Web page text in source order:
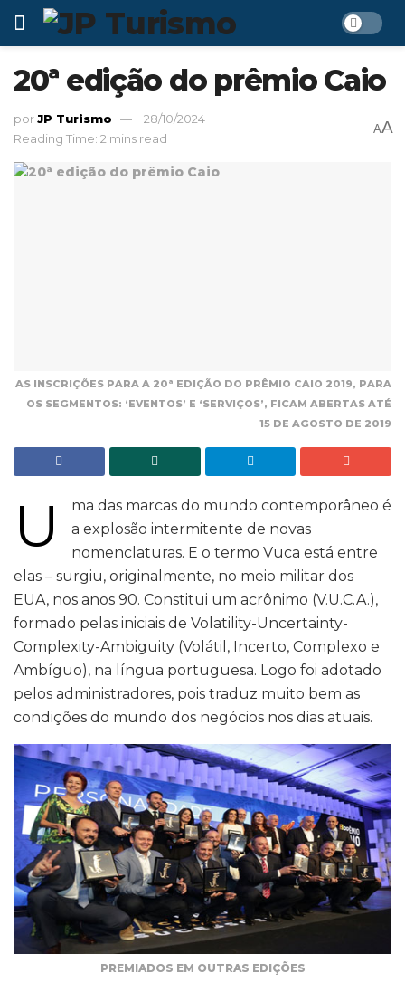
20ª edição do prêmio Caio
porJP Turismo
28/10/2024
Reading Time: 2 mins read
AA
AS INSCRIÇÕES PARA A 20ª EDIÇÃO DO PRÊMIO CAIO 2019, PARA
OS SEGMENTOS: ‘EVENTOS’ E ‘SERVIÇOS’, FICAM ABERTAS ATÉ
15 DE AGOSTO DE 2019
U
ma das marcas do mundo contemporâneo é
a explosão intermitente de novas
nomenclaturas. E o termo Vuca está entre
elas – surgiu, originalmente, no meio militar dos
EUA, nos anos 90. Constitui um acrônimo (V.U.C.A.),
formado pelas iniciais de Volatility-Uncertainty-
Complexity-Ambiguity (Volátil, Incerto, Complexo e
Ambíguo), na língua portuguesa. Logo foi adotado
pelos administradores, pois traduz muito bem as
condições do mundo dos negócios nos dias atuais.
PREMIADOS EM OUTRAS EDIÇÕES